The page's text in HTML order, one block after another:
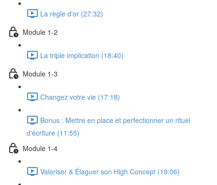
La règle d'or (27:32)
Module 1-2
La triple implication (18:40)
Module 1-3
Changez votre vie (17:18)
Bonus : Mettre en place et perfectionner un rituel
d'écriture (11:55)
Module 1-4
Valoriser & Élaguer son High Concept (19:06)